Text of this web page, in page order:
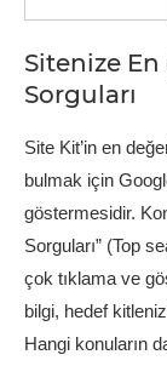
Sitenize
Sorguları
Site Kit’in en
bulmak için
göstermesidir.
Sorguları” (Top
çok tıklama ve
bilgi, hedef
Hangi konuların